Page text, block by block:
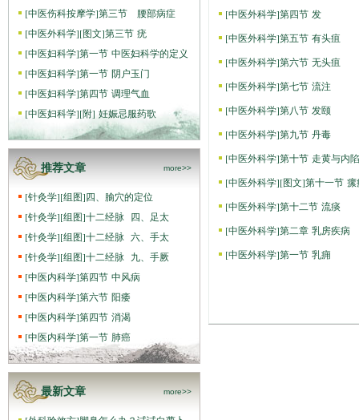
[中医伤科按摩学]第三节 腰部病症
[中医外科学][图文]第三节 疣
[中医妇科学]第一节 中医妇科学的定义
[中医妇科学]第一节 阴户玉门
[中医妇科学]第四节 调理气血
[中医妇科学][附] 妊娠忌服药歌
推荐文章 more>>
[针灸学][组图]四、腧穴的定位
[针灸学][组图]十二经脉 四、足太
[针灸学][组图]十二经脉 六、手太
[针灸学][组图]十二经脉 九、手厥
[中医内科学]第四节 中风病
[中医内科学]第六节 阳痿
[中医内科学]第四节 消渴
[中医内科学]第一节 肺癌
最新文章 more>>
[中医外科学]第四节 发
[中医外科学]第五节 有头疽
[中医外科学]第六节 无头疽
[中医外科学]第七节 流注
[中医外科学]第八节 发颐
[中医外科学]第九节 丹毒
[中医外科学]第十节 走黄与内陷
[中医外科学][图文]第十一节 瘰
[中医外科学]第十二节 流痰
[中医外科学]第二章 乳房疾病
[中医外科学]第一节 乳痈